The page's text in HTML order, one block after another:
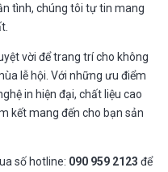
tình, chúng tôi tự tin mang
vời để trang trí cho không
lễ hội. Với những ưu điểm
in hiện đại, chất liệu cao
kết mang đến cho bạn sản
số hotline: 090 959 2123 để